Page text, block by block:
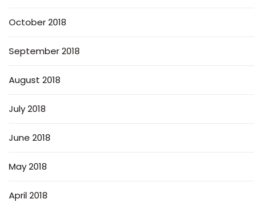
October 2018
September 2018
August 2018
July 2018
June 2018
May 2018
April 2018